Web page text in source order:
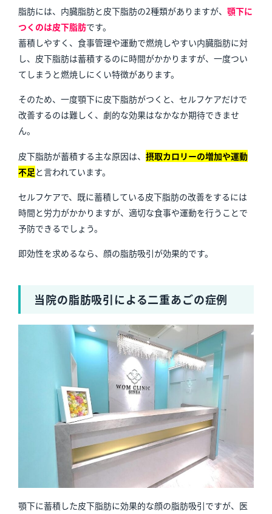
脂肪には、内臓脂肪と皮下脂肪の2種類がありますが、 顎下に
つくのは皮下脂肪です。
蓄積しやすく、食事管理や運動で燃焼しやすい内臓脂肪に対
し、皮下脂肪は蓄積するのに時間がかかりますが、一度つい
てしまうと燃焼しにくい特徴があります。
そのため、一度顎下に皮下脂肪がつくと、セルフケアだけで
改善するのは難しく、劇的な効果はなかなか期待できませ
ん。
皮下脂肪が蓄積する主な原因は、 摂取カロリーの増加や運動
不足と言われています。
セルフケアで、既に蓄積している皮下脂肪の改善をするには
時間と労力がかかりますが、適切な食事や運動を行うことで
予防できるでしょう。
即効性を求めるなら、顔の脂肪吸引が効果的です。
当院の脂肪吸引による二重あごの症例
顎下に蓄積した皮下脂肪に効果的な顔の脂肪吸引ですが、医